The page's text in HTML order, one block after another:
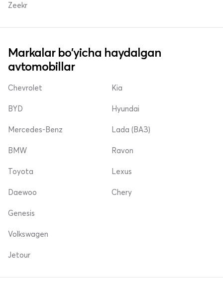
Zeekr
Markalar bo'yicha haydalgan
avtomobillar
Chevrolet
BYD
Mercedes-Benz
Kia
Hyundai
Lada (ВАЗ)
BMW
Toyota
Daewoo
Ravon
Lexus
Chery
Genesis
Volkswagen
Jetour